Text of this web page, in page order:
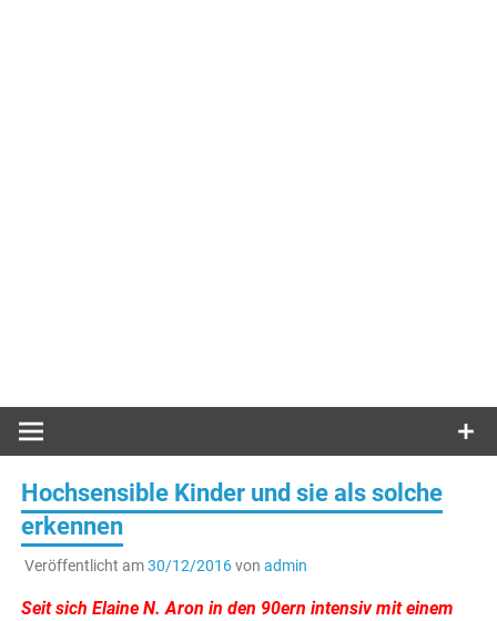
Hochsensible Kinder und sie als solche
erkennen
Veröffentlicht am30/12/2016von admin
Seit sich Elaine N. Aron in den 90ern intensiv mit einem